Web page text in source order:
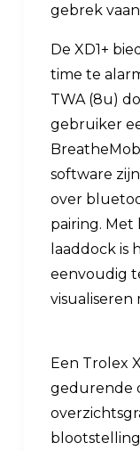
gebrek
De XD1+
time te
TWA (8u)
gebruiker
software
over
pairing.
laaddock is
eenvoudig
visualiseren
Een Trolex
gedurende